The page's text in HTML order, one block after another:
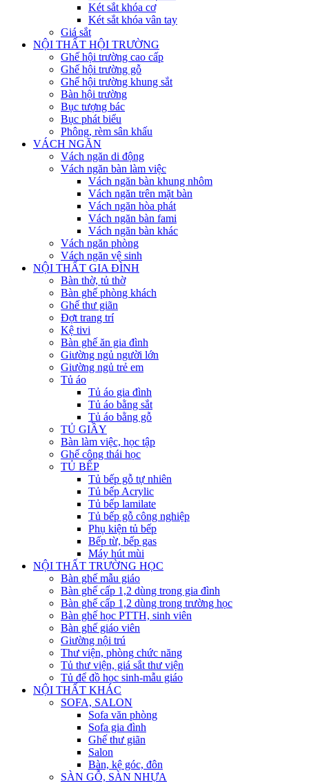
Két sắt khóa cơ
Két sắt khóa vân tay
Giá sắt
NỘI THẤT HỘI TRƯỜNG
Ghế hội trường cao cấp
Ghế hội trường gỗ
Ghế hội trường khung sắt
Bàn hội trường
Bục tượng bác
Bục phát biểu
Phông, rèm sân khấu
VÁCH NGĂN
Vách ngăn di động
Vách ngăn bàn làm việc
Vách ngăn bàn khung nhôm
Vách ngăn trên mặt bàn
Vách ngăn hòa phát
Vách ngăn bàn fami
Vách ngăn bàn khác
Vách ngăn phòng
Vách ngăn vệ sinh
NỘI THẤT GIA ĐÌNH
Bàn thờ, tủ thờ
Bàn ghế phòng khách
Ghế thư giãn
Đợt trang trí
Kệ tivi
Bàn ghế ăn gia đình
Giường ngủ người lớn
Giường ngủ trẻ em
Tủ áo
Tủ áo gia đình
Tủ áo bằng sắt
Tủ áo bằng gỗ
TỦ GIẦY
Bàn làm việc, học tập
Ghế công thái học
TỦ BẾP
Tủ bếp gỗ tự nhiên
Tủ bếp Acrylic
Tủ bếp lamilate
Tủ bếp gỗ công nghiệp
Phụ kiện tủ bếp
Bếp từ, bếp gas
Máy hút mùi
NỘI THẤT TRƯỜNG HỌC
Bàn ghế mẫu giáo
Bàn ghế cấp 1,2 dùng trong gia đình
Bàn ghế cấp 1,2 dùng trong trường học
Bàn ghế học PTTH, sinh viên
Bàn ghế giáo viên
Giường nội trú
Thư viện, phòng chức năng
Tủ thư viện, giá sắt thư viện
Tủ để đồ học sinh-mẫu giáo
NỘI THẤT KHÁC
SOFA, SALON
Sofa văn phòng
Sofa gia đình
Ghế thư giãn
Salon
Bàn, kệ góc, đôn
SÀN GỖ, SÀN NHỰA